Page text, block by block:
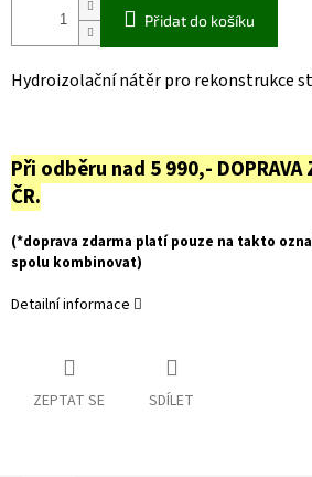
Přidat do košíku
Hydroizolační nátěr pro rekonstrukce
Při odběru nad 5 990,- DOPRAVA
ČR.
(*doprava zdarma platí pouze na takto
spolu kombinovat)
Detailní informace
ZEPTAT SE SDÍLET